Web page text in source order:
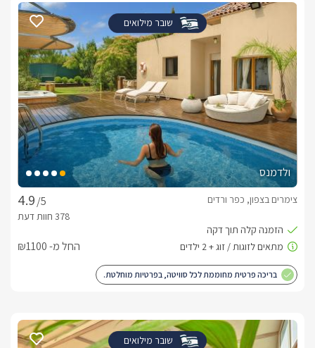
כלול באירוח
עם הגעתכם לסוויטה יחכו לכם שם מגוון פינוקים שווים כגון; בקבוק
יין משובח, מים מינראליים, חלב, ערכת תה/קפה, קפסולות למכונת
האספרסו, שוקולדים טעימים, נעלי ספא, חלוקי רחצה, מייבש שיער
וסבונים ריחניים.חשוב לדעתהסוויטה יכולה להתאים ל-2 זוגות/ זוג
עם ילדים.
לצפייה במדיניות ותנאי הזמנה -לחצו כאן
לידיעתכם, הפרטים המוצגים באתר: התפוסה המחירים והמבצעים
מעודכנים ומאומתים. תוכלו לבדוק ולבצע הזמנה באהבה רבה ♥
לפרטים נוספים או שאלות אנחנו פה לשירותכם
בברכה, ניב/זלטה -
שובר מילואים
ולדמנס
/5
צימרים בצפון, כפר ורדים
החל מ- ₪1100
בריכה פרטית מחוממת לכל סוויטה, בפרטיות מוחלטת.
שובר מילואים